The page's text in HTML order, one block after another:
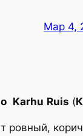
Мар 4,
Karhu Ruis (
ровный,